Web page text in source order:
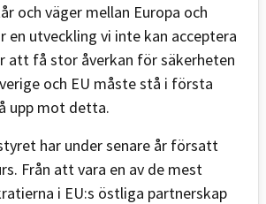
och väger mellan Europa och
en utveckling vi inte kan acceptera
att få stor åverkan för säkerheten
och EU måste stå i första
upp mot detta.
har under senare år försatt
Från att vara en av de mest
i EU:s östliga partnerskap